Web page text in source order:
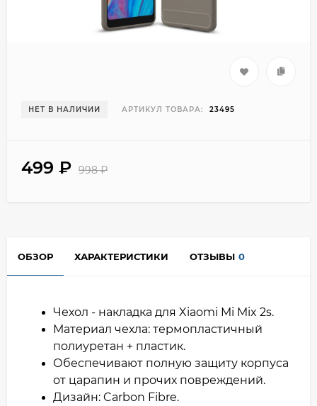
НЕТ В НАЛИЧИИ АРТИКУЛ ТОВАРА: 23495
499 ₽ 998₽
ОБЗОР ХАРАКТЕРИСТИКИ ОТЗЫВЫ 0
Чехол - накладка для Xiaomi Mi Mix 2s.
Материал чехла: термопластичный
полиуретан + пластик.
Обеспечивают полную защиту корпуса
от царапин и прочих повреждений.
Дизайн: Carbon Fibre.